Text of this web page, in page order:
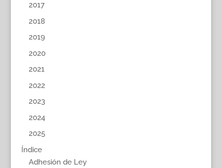
2017
2018
2019
2020
2021
2022
2023
2024
2025
Índice
Adhesión de Ley